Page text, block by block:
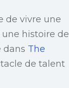
de vivre une
histoire de
dans The
de talent